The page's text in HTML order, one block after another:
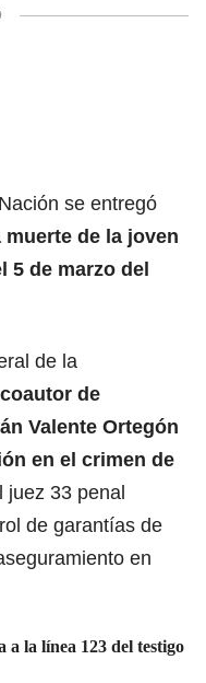
se entregó
de la joven
5 de marzo del
de la
de
Valente Ortegón
en el crimen de
juez 33 penal
de garantías de
en
la línea 123 del testigo